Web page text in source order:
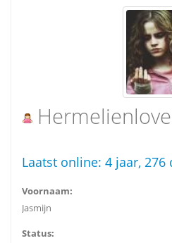
Laatst online: 4 jaar, 276
Voornaam:
Jasmijn
Status: